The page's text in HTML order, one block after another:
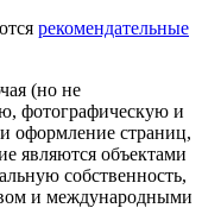
рекомендательные
(но не
фотографическую и
оформление страниц,
являются объектами
собственность,
и международными